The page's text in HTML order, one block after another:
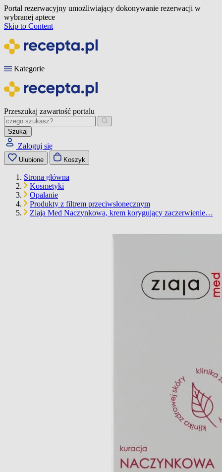
Portal rezerwacyjny umożliwiający dokonywanie rezerwacji w
wybranej aptece
Skip to Content
Kategorie
Przeszukaj zawartość portalu
Szukaj
Zaloguj się
Ulubione Koszyk
Strona główna
Kosmetyki
Opalanie
Produkty z filtrem przeciwsłonecznym
Ziaja Med Naczynkowa, krem korygujący zaczerwienie…